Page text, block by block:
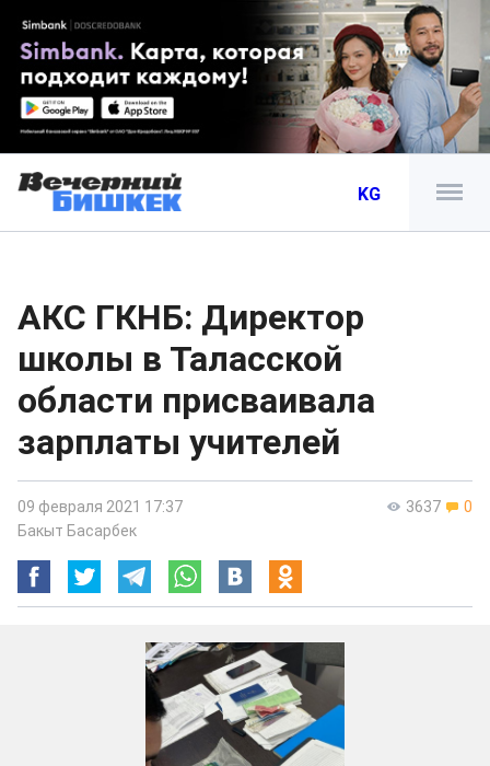
KG
АКС ГКНБ: Директор
школы в Таласской
области присваивала
зарплаты учителей
3637 0
09 февраля 2021 17:37
Бакыт Басарбек